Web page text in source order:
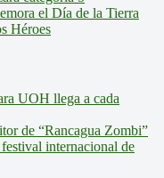
el Día de la Tierra
Héroes
UOH llega a cada
de “Rancagua Zombi”
internacional de